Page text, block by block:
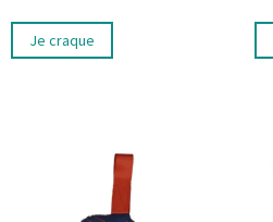
Je craque